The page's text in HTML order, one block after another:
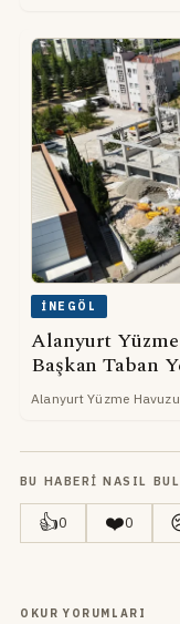
İNEGÖL
Alanyurt
Başkan Taban
Alanyurt Yüzme Havuzu
BU HABERI NASIL
👍0 ❤️0
OKUR YORUMLARI